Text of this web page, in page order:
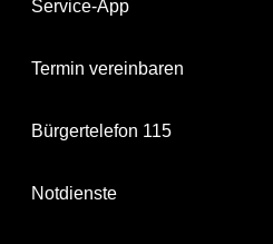
Service-App
Termin vereinbaren
Bürgertelefon 115
Notdienste